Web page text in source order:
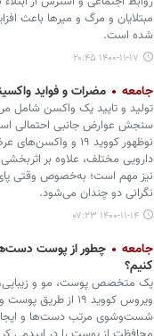
مبتلایان و مرگ و میرها باعث
شده است.
۱۴۰۰-۱۱-۱۷ ۲۰:۴۵
جامعه مضرات‌ و فواید
تولید و تایید یک واکسن شامل
سنجش عوارض جانبی احتمالی
نوظهور کووید ۱۹ و
دارویی مختلف، علاوه بر
نیز مهم است؛ به‌خصوص وقتی
نگرانی دو چندان می‌شود.
۱۴۰۰-۱۱-۱۴ ۰۷:۲۳
جامعه
چطور از پوست
کنیم؟
یک متخصص پوست، مو و زیبایی،
ویروس کووید ۱۹ از
شست‌وشوی مرتب دست‌ها و